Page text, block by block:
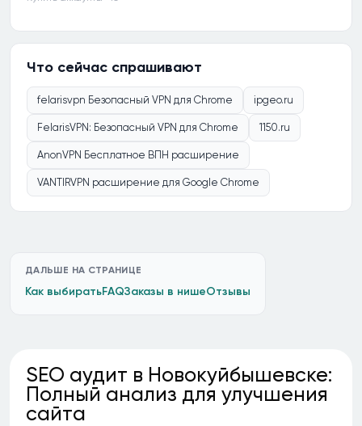
Что сейчас спрашивают
felarisvpn Безопасный VPN для Chrome ipgeo.ru
FelarisVPN: Безопасный VPN для Chrome 1150.ru
AnonVPN Бесплатное ВПН расширение
VANTIRVPN расширение для Google Chrome
ДАЛЬШЕ НА СТРАНИЦЕ
Как выбиратьFAQЗаказы в нишеОтзывы
SEO аудит в Новокуйбышевске:
Полный анализ для улучшения
сайта